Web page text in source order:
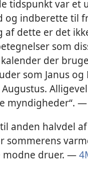
tidspunkt var et
og indberette til
dette er det
som
der
som Janus og
myndigheder“. —
anden halvdel
modne druer. —